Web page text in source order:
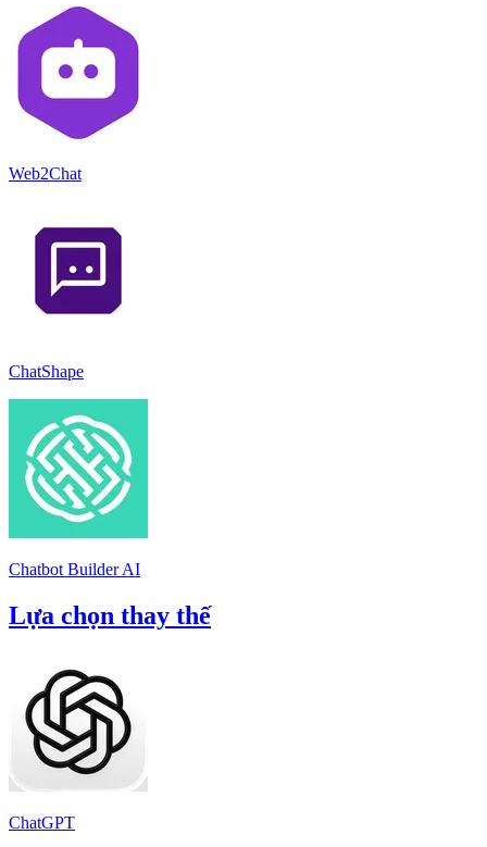
Web2Chat
ChatShape
Chatbot Builder AI
Lựa chọn thay thế
ChatGPT